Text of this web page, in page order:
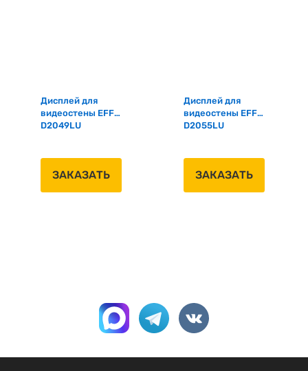
Дисплей для
видеостены EFF-
D2049LU
ЗАКАЗАТЬ
Дисплей для
видеостены EFF-
D2055LU
ЗАКАЗАТЬ